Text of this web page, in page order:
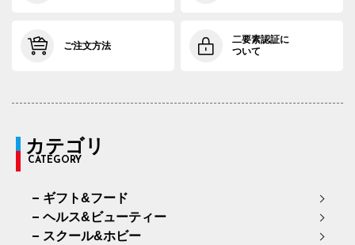
ご注文方法
二要素認証に
ついて
カテゴリ
CATEGORY
ギフト&フード
ヘルス&ビューティー
スクール&ホビー